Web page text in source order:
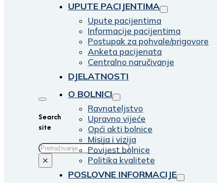
Search
site
Traži
×
UPUTE PACIJENTIMA
Upute pacijentima
Informacije pacijentima
Postupak za pohvale/prigovore
Anketa pacijenata
Centralno naručivanje
DJELATNOSTI
O BOLNICI
Ravnateljstvo
Upravno vijeće
Opći akti bolnice
Misija i vizija
Povijest bolnice
Politika kvalitete
POSLOVNE INFORMACIJE